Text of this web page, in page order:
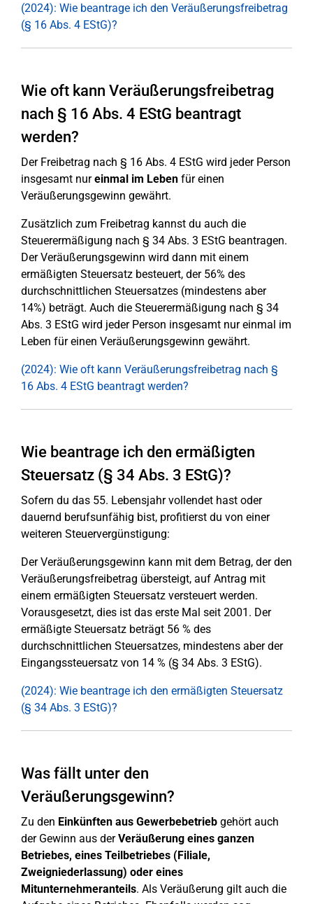
(2024): Wie beantrage ich den Veräußerungsfreibetrag
(§ 16 Abs. 4 EStG)?
Wie oft kann Veräußerungsfreibetrag
nach § 16 Abs. 4 EStG beantragt
werden?
Der Freibetrag nach § 16 Abs. 4 EStG wird jeder Person
insgesamt nureinmal im Leben für einen
Veräußerungsgewinn gewährt.
Zusätzlich zum Freibetrag kannst du auch die
Steuerermäßigung nach § 34 Abs. 3 EStG beantragen.
Der Veräußerungsgewinn wird dann mit einem
ermäßigten Steuersatz besteuert, der 56% des
durchschnittlichen Steuersatzes (mindestens aber
14%) beträgt. Auch die Steuerermäßigung nach § 34
Abs. 3 EStG wird jeder Person insgesamt nur einmal im
Leben für einen Veräußerungsgewinn gewährt.
(2024): Wie oft kann Veräußerungsfreibetrag nach §
16 Abs. 4 EStG beantragt werden?
Wie beantrage ich den ermäßigten
Steuersatz (§ 34 Abs. 3 EStG)?
Sofern du das 55. Lebensjahr vollendet hast oder
dauernd berufsunfähig bist, profitierst du von einer
weiteren Steuervergünstigung:
Der Veräußerungsgewinn kann mit dem Betrag, der den
Veräußerungsfreibetrag übersteigt, auf Antrag mit
einem ermäßigten Steuersatz versteuert werden.
Vorausgesetzt, dies ist das erste Mal seit 2001. Der
ermäßigte Steuersatz beträgt 56 % des
durchschnittlichen Steuersatzes, mindestens aber der
Eingangssteuersatz von 14 % (§ 34 Abs. 3 EStG).
(2024): Wie beantrage ich den ermäßigten Steuersatz
(§ 34 Abs. 3 EStG)?
Was fällt unter den
Veräußerungsgewinn?
Zu den Einkünften aus Gewerbebetrieb gehört auch
der Gewinn aus derVeräußerung eines ganzen
Betriebes, eines Teilbetriebes (Filiale,
Zweigniederlassung) oder eines
Mitunternehmeranteils. Als Veräußerung gilt auch die